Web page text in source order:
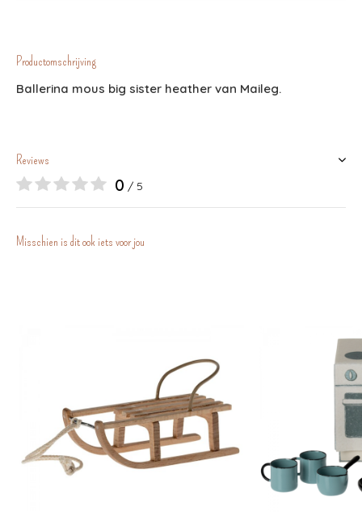
Productomschrijving
Ballerina mous big sister heather van Maileg.
Reviews
0 / 5
Misschien is dit ook iets voor jou